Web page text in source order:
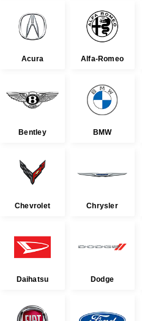
Acura Alfa-Romeo
Bentley BMW
Chevrolet Chrysler
Daihatsu Dodge